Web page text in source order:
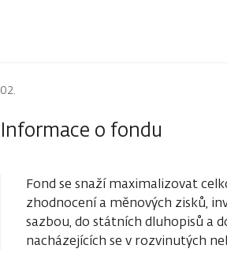
Informace o fondu
Fond se snaží maximalizovat
zhodnocení a měnových zisků,
sazbou, do státních dluhopisů a
nacházejících se v rozvinutých